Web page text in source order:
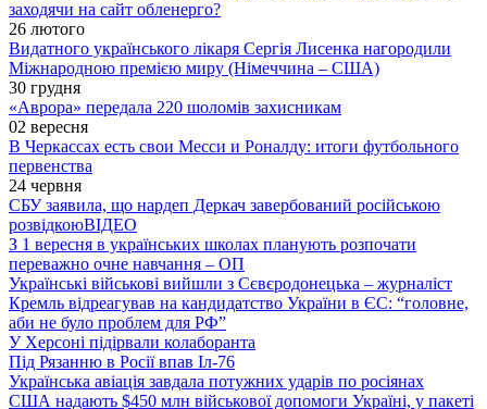
заходячи на сайт обленерго?
26 лютого
Видатного українського лікаря Сергія Лисенка нагородили
Міжнародною премією миру (Німеччина – США)
30 грудня
«Аврора» передала 220 шоломів захисникам
02 вересня
В Черкассах есть свои Месси и Роналду: итоги футбольного
первенства
24 червня
СБУ заявила, що нардеп Деркач завербований російською
розвідкоюВІДЕО
З 1 вересня в українських школах планують розпочати
переважно очне навчання – ОП
Українські військові вийшли з Сєвєродонецька – журналіст
Кремль відреагував на кандидатство України в ЄС: “головне,
аби не було проблем для РФ”
У Херсоні підірвали колаборанта
Під Рязанню в Росії впав Іл-76
Українська авіація завдала потужних ударів по росіянах
США надають $450 млн військової допомоги Україні, у пакеті